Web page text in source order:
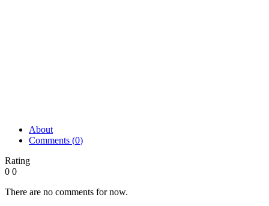
About
Comments (0)
Rating
0 0
There are no comments for now.